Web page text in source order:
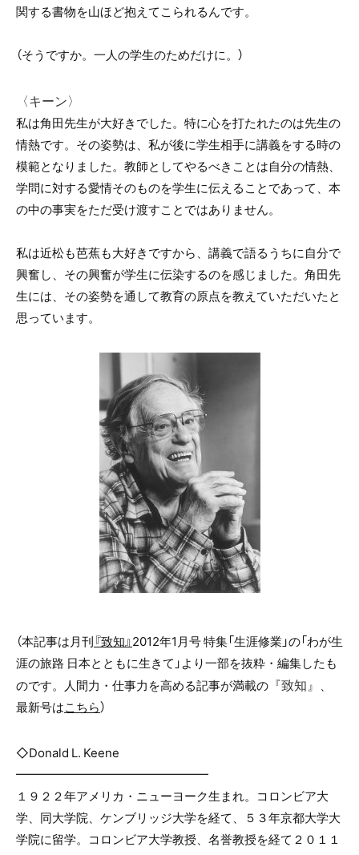
関する書物を山ほど抱えてこられるんです。
（そうですか。一人の学生のためだけに。）
〈キーン〉
私は角田先生が大好きでした。特に心を打たれたのは先生の
情熱です。その姿勢は、私が後に学生相手に講義をする時の
模範となりました。教師としてやるべきことは自分の情熱、
学問に対する愛情そのものを学生に伝えることであって、本
の中の事実をただ受け渡すことではありません。
私は近松も芭蕉も大好きですから、講義で語るうちに自分で
興奮し、その興奮が学生に伝染するのを感じました。角田先
生には、その姿勢を通して教育の原点を教えていただいたと
思っています。
（本記事は月刊『致知』2012年1月号 特集「生涯修業」の「わが生
涯の旅路 日本とともに生きて」より一部を抜粋・編集したも
のです。人間力・仕事力を高める記事が満載の 『致知』 、
最新号はこちら）
◇Donald L. Keene
━━━━━━━━━━━━━━━━
１９２２年アメリカ・ニューヨーク生まれ。コロンビア大
学、同大学院、ケンブリッジ大学を経て、５３年京都大学大
学院に留学。コロンビア大学教授、名誉教授を経て２０１１